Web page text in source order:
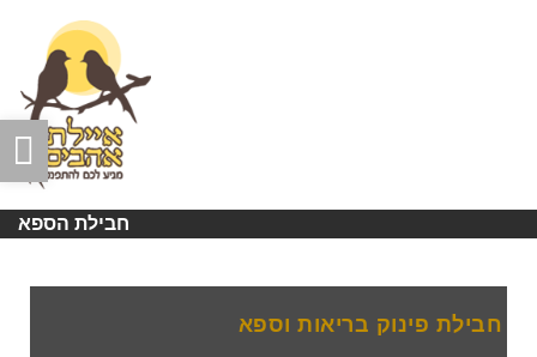
חבילת הספא
חבילת פינוק בריאות וספא